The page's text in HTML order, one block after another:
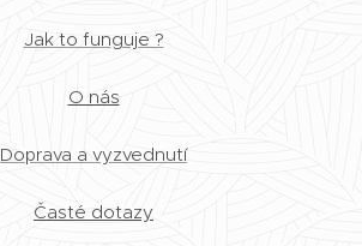
Jak to funguje ?
O nás
Doprava a vyzvednutí
Časté dotazy